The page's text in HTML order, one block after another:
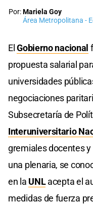
Por:Mariela Goy
Área Metropolitana -
ElGobierno nacional
propuesta salarial
universidades
negociaciones
Subsecretaría de
Interuniversitario
gremiales docentes
una plenaria, se
en la UNLacepta el
medidas de fuerza